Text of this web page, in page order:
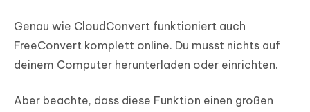
Genau wie CloudConvert funktioniert auch
FreeConvert komplett online. Du musst nichts auf
deinem Computer herunterladen oder einrichten.
Aber beachte, dass diese Funktion einen großen